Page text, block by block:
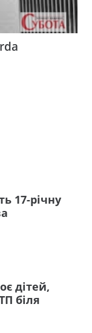
17-річну
дітей,
біля